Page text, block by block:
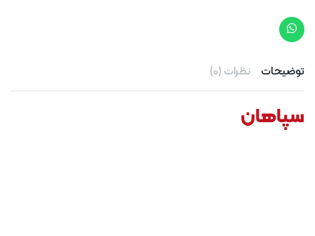
توضیحات نظرات (0)
سپاهان